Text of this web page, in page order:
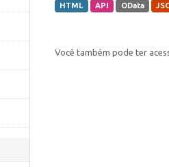
HTML API OData
Você também pode ter